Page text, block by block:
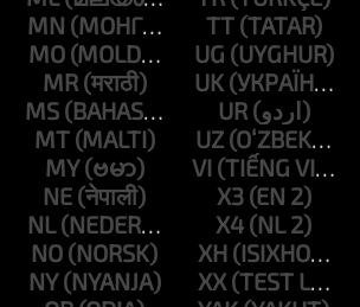
MN
MO
MR
MS
MT
MY
NE
NL
NO
NY
TT
UG
UK
UR
UZ
VI
X3
X4
XH
XX